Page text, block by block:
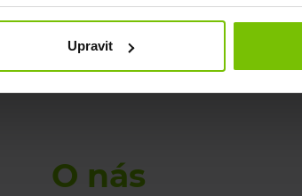
Upravit
O nás